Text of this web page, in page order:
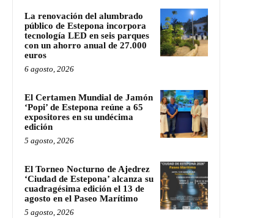
La renovación del alumbrado
público de Estepona incorpora
tecnología LED en seis parques
con un ahorro anual de 27.000
euros
6 agosto, 2026
El Certamen Mundial de Jamón
‘Popi’ de Estepona reúne a 65
expositores en su undécima
edición
5 agosto, 2026
El Torneo Nocturno de Ajedrez
‘Ciudad de Estepona’ alcanza su
cuadragésima edición el 13 de
agosto en el Paseo Marítimo
5 agosto, 2026